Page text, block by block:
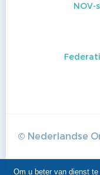
© Nederlandse
Om u beter van dienst